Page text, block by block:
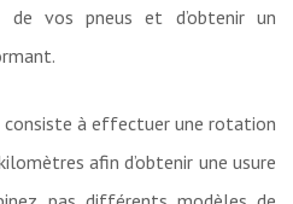
vos pneus et d’obtenir un
consiste à effectuer une rotation
afin d’obtenir une usure